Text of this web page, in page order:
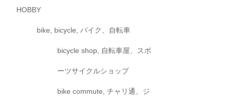
HOBBY
bike, bicycle, バイク、自転車
bicycle shop, 自転車屋、スポ
ーツサイクルショップ
bike commute, チャリ通、ジ